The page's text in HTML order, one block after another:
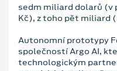
sedm miliard dolarů (v
Kč), z toho pět miliard
Autonomní prototypy
společností Argo AI,
technologickým